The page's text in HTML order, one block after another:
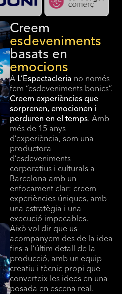
Creem
esdeveniments
basats en
emocions
A L’Espectacleria no només
fem “esdeveniments bonics”.
Creem experiències que
sorprenen, emocionen i
perduren en el temps. Amb
més de 15 anys
d’experiència, som una
productora
d’esdeveniments
corporatius i culturals a
Barcelona amb un
enfocament clar: creem
experiències úniques, amb
una estratègia i una
execució impecables.
Això vol dir que us
acompanyem des de la idea
fins a l’últim detall de la
producció, amb un equip
creatiu i tècnic propi que
converteix les idees en una
posada en escena real.